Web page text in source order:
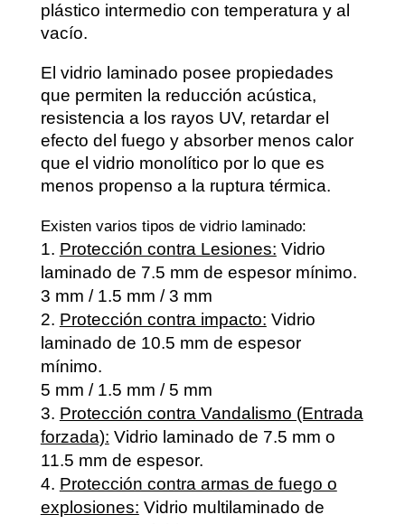
plástico intermedio con temperatura y al
vacío.
El vidrio laminado posee propiedades
que permiten la reducción acústica,
resistencia a los rayos UV, retardar el
efecto del fuego y absorber menos calor
que el vidrio monolítico por lo que es
menos propenso a la ruptura térmica.
Existen varios tipos de vidrio laminado:
Protección contra Lesiones: Vidrio
laminado de 7.5 mm de espesor mínimo.
3 mm / 1.5 mm / 3 mm
Protección contra impacto: Vidrio
laminado de 10.5 mm de espesor
mínimo.
5 mm / 1.5 mm / 5 mm
Protección contra Vandalismo (Entrada
forzada): Vidrio laminado de 7.5 mm o
11.5 mm de espesor.
Protección contra armas de fuego o
explosiones: Vidrio multilaminado de